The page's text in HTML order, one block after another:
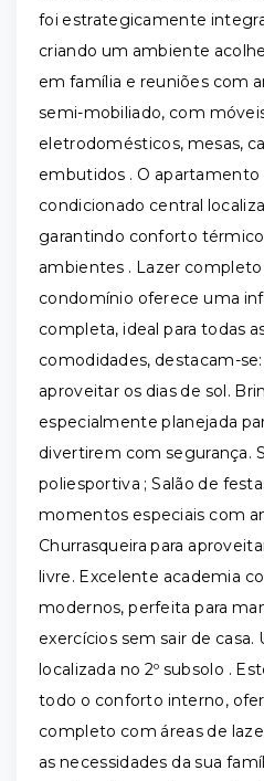
foi estrategicamente
criando um ambiente
em família e reuniões com
semi-mobiliado, com
eletrodomésticos, mesas,
embutidos . O
condicionado central
garantindo conforto
ambientes . Lazer completo
condomínio oferece uma
completa, ideal para todas
comodidades, destacam-se:
aproveitar os dias de sol.
especialmente planejada
divertirem com segurança.
poliesportiva ; Salão de
momentos especiais com
Churrasqueira para
livre. Excelente academia
modernos, perfeita para
exercícios sem sair de casa.
localizada no 2º subsolo .
todo o conforto interno,
completo com áreas de
as necessidades da sua